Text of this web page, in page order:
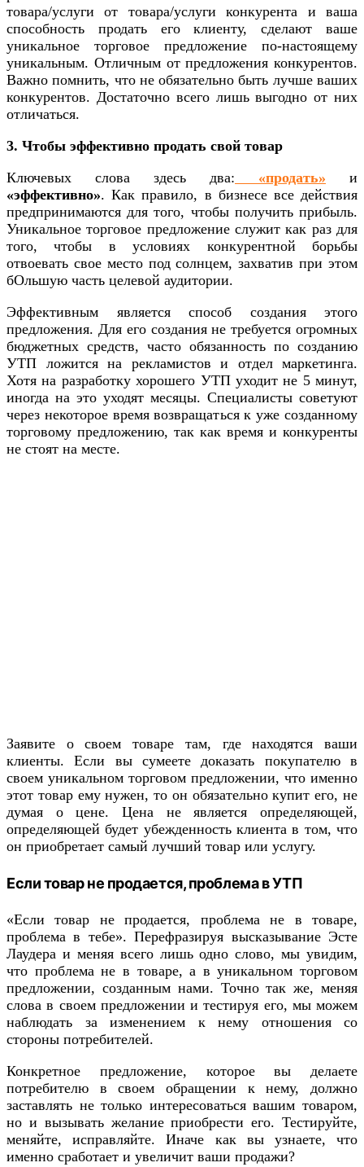
товара/услуги от товара/услуги конкурента и ваша
способность продать его клиенту, сделают ваше
уникальное торговое предложение по-настоящему
уникальным. Отличным от предложения конкурентов.
Важно помнить, что не обязательно быть лучше ваших
конкурентов. Достаточно всего лишь выгодно от них
отличаться.
3. Чтобы эффективно продать свой товар
Ключевых слова здесь два: «продать» и
«эффективно». Как правило, в бизнесе все действия
предпринимаются для того, чтобы получить прибыль.
Уникальное торговое предложение служит как раз для
того, чтобы в условиях конкурентной борьбы
отвоевать свое место под солнцем, захватив при этом
бОльшую часть целевой аудитории.
Эффективным является способ создания этого
предложения. Для его создания не требуется огромных
бюджетных средств, часто обязанность по созданию
УТП ложится на рекламистов и отдел маркетинга.
Хотя на разработку хорошего УТП уходит не 5 минут,
иногда на это уходят месяцы. Специалисты советуют
через некоторое время возвращаться к уже созданному
торговому предложению, так как время и конкуренты
не стоят на месте.
Заявите о своем товаре там, где находятся ваши
клиенты. Если вы сумеете доказать покупателю в
своем уникальном торговом предложении, что именно
этот товар ему нужен, то он обязательно купит его, не
думая о цене. Цена не является определяющей,
определяющей будет убежденность клиента в том, что
он приобретает самый лучший товар или услугу.
Если товар не продается, проблема в УТП
«Если товар не продается, проблема не в товаре,
проблема в тебе». Перефразируя высказывание Эсте
Лаудера и меняя всего лишь одно слово, мы увидим,
что проблема не в товаре, а в уникальном торговом
предложении, созданным нами. Точно так же, меняя
слова в своем предложении и тестируя его, мы можем
наблюдать за изменением к нему отношения со
стороны потребителей.
Конкретное предложение, которое вы делаете
потребителю в своем обращении к нему, должно
заставлять не только интересоваться вашим товаром,
но и вызывать желание приобрести его. Тестируйте,
меняйте, исправляйте. Иначе как вы узнаете, что
именно сработает и увеличит ваши продажи?